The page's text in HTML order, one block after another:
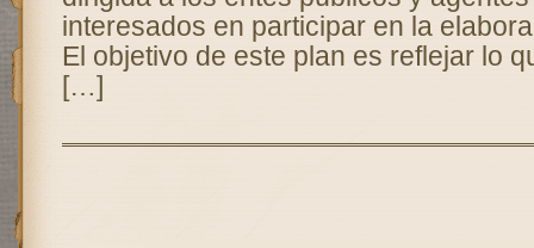
interesados en participar en la
El objetivo de este plan es reflejar lo
[…]